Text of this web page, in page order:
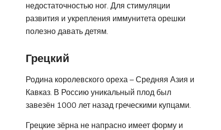
недостаточностью ног. Для стимуляции
развития и укрепления иммунитета орешки
полезно давать детям.
Грецкий
Родина королевского ореха – Средняя Азия и
Кавказ. В Россию уникальный плод был
завезён 1000 лет назад греческими купцами.
Грецкие зёрна не напрасно имеет форму и